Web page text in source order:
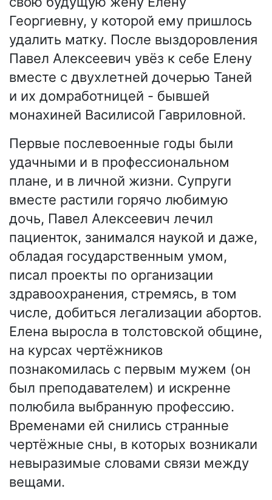
Георгиевну, у которой ему пришлось
удалить матку. После выздоровления
Павел Алексеевич увёз к себе Елену
вместе с двухлетней дочерью Таней
и их домработницей - бывшей
монахиней Василисой Гавриловной.
Первые послевоенные годы были
удачными и в профессиональном
плане, и в личной жизни. Супруги
вместе растили горячо любимую
дочь, Павел Алексеевич лечил
пациенток, занимался наукой и даже,
обладая государственным умом,
писал проекты по организации
здравоохранения, стремясь, в том
числе, добиться легализации абортов.
Елена выросла в толстовской общине,
на курсах чертёжников
познакомилась с первым мужем (он
был преподавателем) и искренне
полюбила выбранную профессию.
Временами ей снились странные
чертёжные сны, в которых возникали
невыразимые словами связи между
вещами.